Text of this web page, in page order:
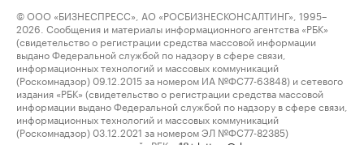
© ООО «БИЗНЕСПРЕСС», АО «РОСБИЗНЕСКОНСАЛТИНГ», 1995–
2026. Сообщения и материалы информационного агентства «РБК»
(свидетельство о регистрации средства массовой информации
выдано Федеральной службой по надзору в сфере связи,
информационных технологий и массовых коммуникаций
(Роскомнадзор) 09.12.2015 за номером ИА №ФС77-63848) и сетевого
издания «РБК» (свидетельство о регистрации средства массовой
информации выдано Федеральной службой по надзору в сфере связи,
информационных технологий и массовых коммуникаций
(Роскомнадзор) 03.12.2021 за номером ЭЛ №ФС77-82385)